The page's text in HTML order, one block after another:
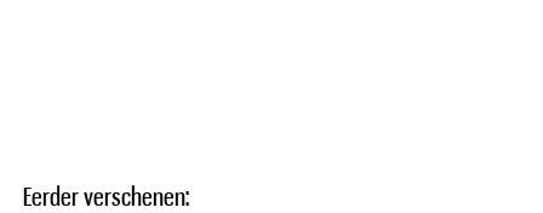
Eerder verschenen: